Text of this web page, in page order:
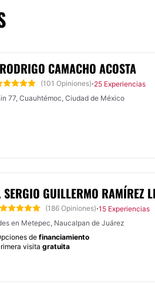
CAMACHO ACOSTA
(101 Opiniones)·25 Experiencias
77, Cuauhtémoc, Ciudad de México
SERGIO GUILLERMO RAMÍREZ
(186 Opiniones)·15 Experiencias
en Metepec, Naucalpan de Juárez
de financiamiento
visita gratuita